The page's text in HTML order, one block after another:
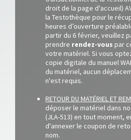
droit de la page d'accueil)
la Testothèque pour le
heures d’ouverture
partir du 6 février, veuillez
prendre rendez-vous par
votre matériel. Si vous
copie digitale du manuel
du matériel, aucun
n'est requis.
RETOUR DU MATÉRIEL ET
déposer le matériel dans
(JLA-513) en tout moment,
d'annexer le coupon de
nom.